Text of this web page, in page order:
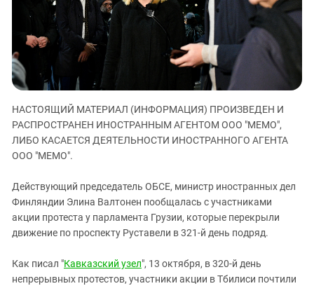
ЗАСТАВЛЯЕТ
КАВКАЗ ЗА ПАЛЕСТИНУ
ИНАКОМЫСЛИЕ В ЧЕЧНЕ
ПРЕСЛЕДОВАНИЕ АКТИВИСТОВ
МОБИЛИЗАЦИЯ И ПРОТЕСТЫ
Дагестан
Ингушетия
Кабардино-Балкария
Калмыкия
Краснодарский край
Нагорный Карабах
Ростовская область
Северная Осетия - Алания
СКФО
НАСТОЯЩИЙ МАТЕРИАЛ (ИНФОРМАЦИЯ) ПРОИЗВЕДЕН И
РАСПРОСТРАНЕН ИНОСТРАННЫМ АГЕНТОМ ООО "МЕМО",
ЛИБО КАСАЕТСЯ ДЕЯТЕЛЬНОСТИ ИНОСТРАННОГО АГЕНТА
ООО "МЕМО".
Действующий председатель ОБСЕ, министр иностранных дел
Финляндии Элина Валтонен пообщалась с участниками
акции протеста у парламента Грузии, которые перекрыли
движение по проспекту Руставели в 321-й день подряд.
Как писал "Кавказский узел", 13 октября, в 320-й день
непрерывных протестов, участники акции в Тбилиси почтили